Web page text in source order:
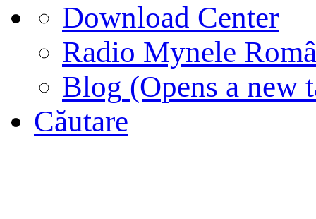
Download Center
Radio Mynele
Blog (Opens a new
Căutare